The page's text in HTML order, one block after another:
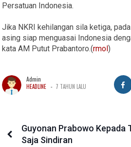
Persatuan Indonesia.
Jika NKRI kehilangan sila ketiga,
asing siap menguasai Indonesia
kata AM Putut Prabantoro.(rmol)
Admin
HEADLINE - 7 TAHUN LALU
Guyonan Prabowo Kepada
Saja Sindiran